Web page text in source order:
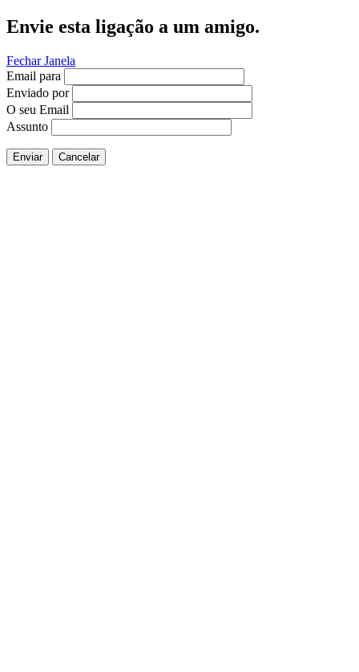
Envie esta ligação a um amigo.
Fechar Janela
Email para
Enviado por
O seu Email
Assunto
Enviar Cancelar